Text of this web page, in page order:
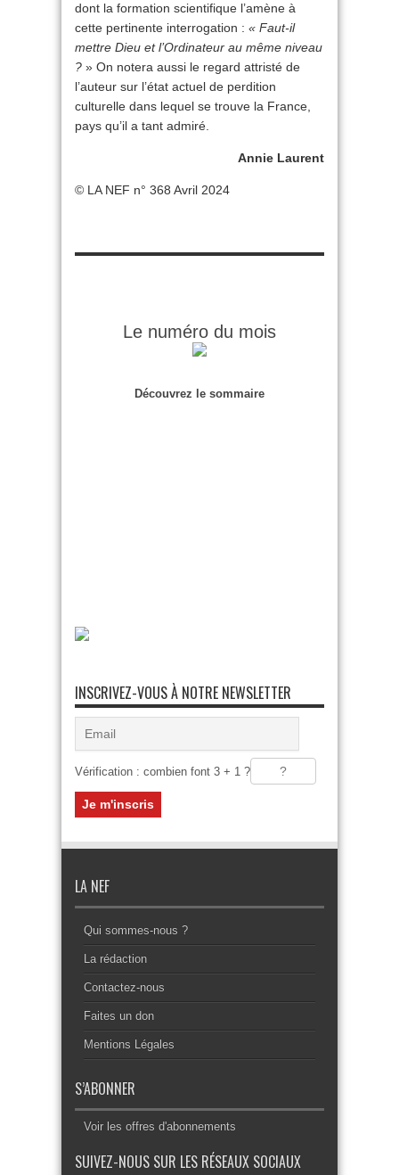
dont la formation scientifique l’amène à
cette pertinente interrogation : « Faut-il
mettre Dieu et l’Ordinateur au même niveau
? » On notera aussi le regard attristé de
l’auteur sur l’état actuel de perdition
culturelle dans lequel se trouve la France,
pays qu’il a tant admiré.
Annie Laurent
© LA NEF n° 368 Avril 2024
Le numéro du mois
Découvrez le sommaire
INSCRIVEZ-VOUS À NOTRE NEWSLETTER
Vérification : combien font 3 + 1 ?
LA NEF
Qui sommes-nous ?
La rédaction
Contactez-nous
Faites un don
Mentions Légales
S’ABONNER
Voir les offres d'abonnements
SUIVEZ-NOUS SUR LES RÉSEAUX SOCIAUX